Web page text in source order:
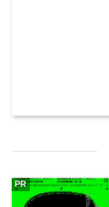
PR